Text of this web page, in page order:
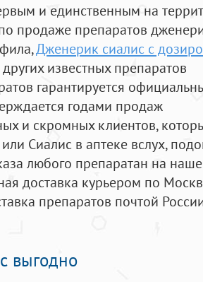
и единственным на
продаже препаратов
,Дженерик сиалис с
известных препаратов
гарантируется
годами продаж
и скромных клиентов,
Сиалис в аптеке вслух,
любого препаратан на
доставка курьером по
препаратов почтой
выгодно